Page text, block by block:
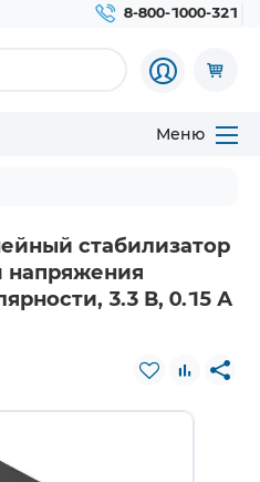
8-800-1000-321
Меню
стабилизатор
напряжения
3.3 В, 0.15 А